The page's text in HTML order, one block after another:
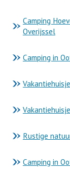
Camping
Overijssel
Camping in
Rustige
Camping in